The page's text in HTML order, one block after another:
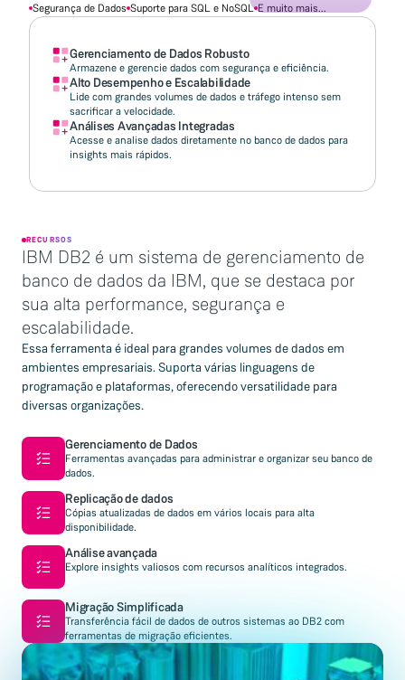
Segurança de Dados Suporte para SQL e NoSQL E muito mais...
Gerenciamento de Dados Robusto
Armazene e gerencie dados com segurança e eficiência.
Alto Desempenho e Escalabilidade
Lide com grandes volumes de dados e tráfego intenso sem
sacrificar a velocidade.
Análises Avançadas Integradas
Acesse e analise dados diretamente no banco de dados para
insights mais rápidos.
RECURSOS
IBM DB2 é um sistema de gerenciamento de
banco de dados da IBM, que se destaca por
sua alta performance, segurança e
escalabilidade.
Essa ferramenta é ideal para grandes volumes de dados em
ambientes empresariais. Suporta várias linguagens de
programação e plataformas, oferecendo versatilidade para
diversas organizações.
Gerenciamento de Dados
Ferramentas avançadas para administrar e organizar seu banco de
dados.
Replicação de dados
Cópias atualizadas de dados em vários locais para alta
disponibilidade.
Análise avançada
Explore insights valiosos com recursos analíticos integrados.
Migração Simplificada
Transferência fácil de dados de outros sistemas ao DB2 com
ferramentas de migração eficientes.